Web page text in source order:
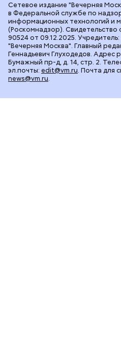
Сетевое издание "Вечерняя
в Федеральной службе по
информационных технологий и
(Роскомнадзор).
90524 от 09.12.2025.
"Вечерняя Москва". Главный
Геннадьевич Глуходедов. Адрес
Бумажный пр-д, д. 14, стр. 2.
эл.почты: edit@vm.ru. Почта для
news@vm.ru.